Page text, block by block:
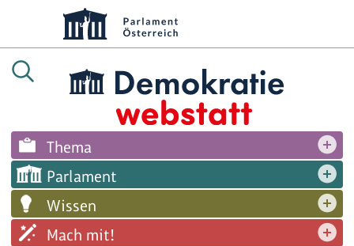
Thema
Parlament
Wissen
Mach mit!